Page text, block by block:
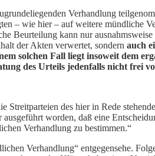
Verhandlung
– wie hier – auf weitere mündliche
Beurteilung kann nur
der Akten verwertet, sondern auch
solchen Fall liegt insoweit dem
des Urteils jedenfalls nicht frei
Streitparteien des hier in Rede
worden, daß eine
Verhandlung zu bestimmen.“
Verhandlung“ entgegensehe.